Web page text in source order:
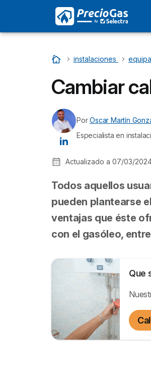
Inicio
…
instalaciones …
Cambiar
PorOscar Martín
Especialista en
Actualizado a 07/03/
Todos aquellos
pueden plantearse
ventajas que éste
con el gasóleo,
Que